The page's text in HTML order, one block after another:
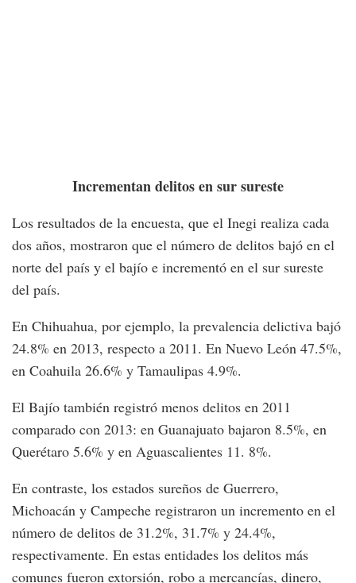
Incrementan delitos en sur sureste
Los resultados de la encuesta, que el Inegi realiza cada
dos años, mostraron que el número de delitos bajó en el
norte del país y el bajío e incrementó en el sur sureste
del país.
En Chihuahua, por ejemplo, la prevalencia delictiva bajó
24.8% en 2013, respecto a 2011. En Nuevo León 47.5%,
en Coahuila 26.6% y Tamaulipas 4.9%.
El Bajío también registró menos delitos en 2011
comparado con 2013: en Guanajuato bajaron 8.5%, en
Querétaro 5.6% y en Aguascalientes 11. 8%.
En contraste, los estados sureños de Guerrero,
Michoacán y Campeche registraron un incremento en el
número de delitos de 31.2%, 31.7% y 24.4%,
respectivamente. En estas entidades los delitos más
comunes fueron extorsión, robo a mercancías, dinero,